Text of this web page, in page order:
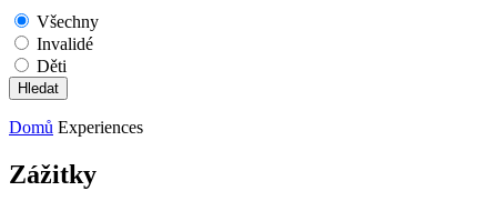
Všechny
Invalidé
Děti
Domů Experiences
Zážitky